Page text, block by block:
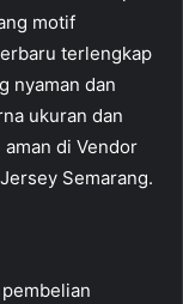
motif
terlengkap
nyaman dan
ukuran dan
di Vendor
Semarang.